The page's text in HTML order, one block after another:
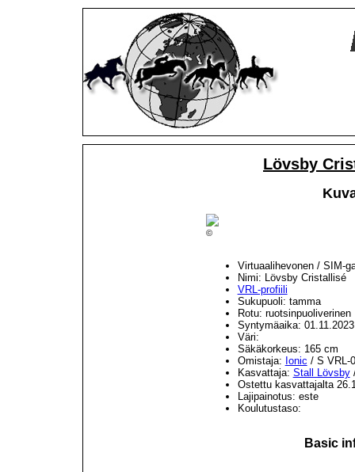
Lövsby
©
Virtuaalihevonen / SIM-
Nimi: Lövsby Cristallisé
VRL-profiili
Sukupuoli: tamma
Rotu: ruotsinpuoliverinen
Syntymäaika: 01.11.2023
Väri:
Säkäkorkeus: 165 cm
Omistaja: Ionic / S VRL-
Kasvattaja: Stall Lövsby/
Ostettu kasvattajalta
Lajipainotus: este
Koulutustaso:
Basic